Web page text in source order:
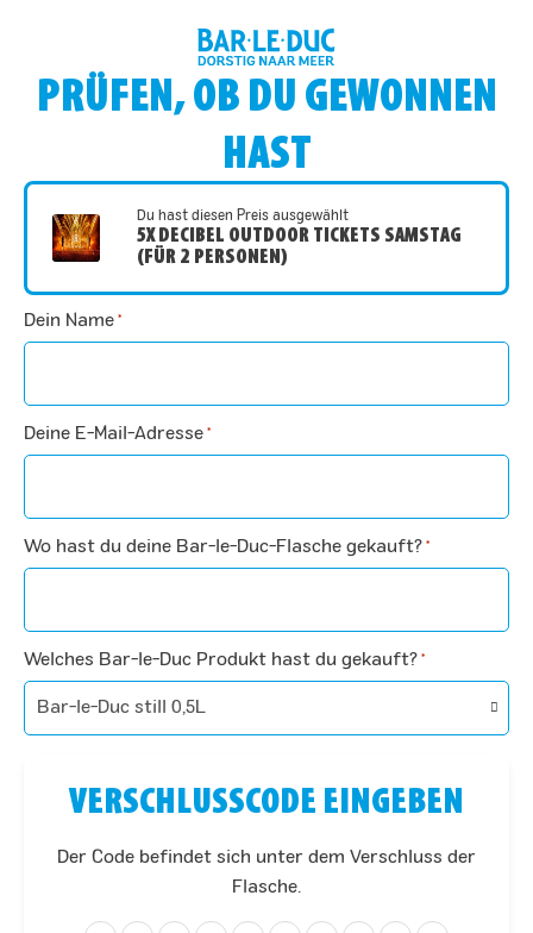
PRÜFEN, OB DU GEWONNEN
HAST
Du hast diesen Preis ausgewählt
5X DECIBEL OUTDOOR TICKETS SAMSTAG
(FÜR 2 PERSONEN)
Dein Name *
Deine E-Mail-Adresse *
Wo hast du deine Bar-le-Duc-Flasche gekauft? *
Welches Bar-le-Duc Produkt hast du gekauft? *
VERSCHLUSSCODE EINGEBEN
Der Code befindet sich unter dem Verschluss der
Flasche.